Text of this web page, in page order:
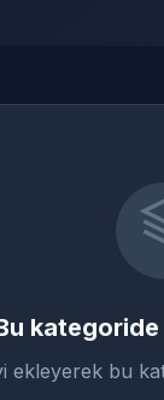
ekleyerek bu